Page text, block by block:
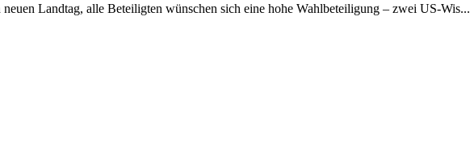
Landtag, alle Beteiligten wünschen sich eine hohe Wahlbeteiligung – zwei US-Wis...